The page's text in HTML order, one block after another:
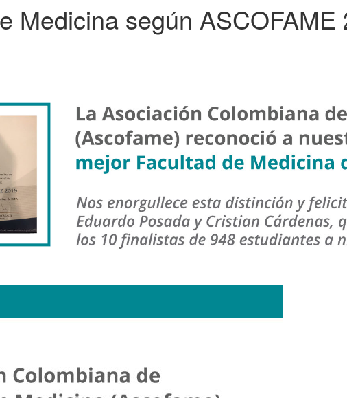
Medicina según ASCOFAME